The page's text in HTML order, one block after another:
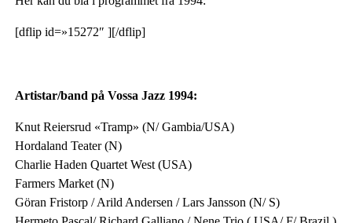
[dflip id=»15272″ ][/dflip]
Artistar/band på Vossa Jazz 1994:
Knut Reiersrud «Tramp» (N/ Gambia/USA)
Hordaland Teater (N)
Charlie Haden Quartet West (USA)
Farmers Market (N)
Göran Fristorp / Arild Andersen / Lars Jansson (N/ S)